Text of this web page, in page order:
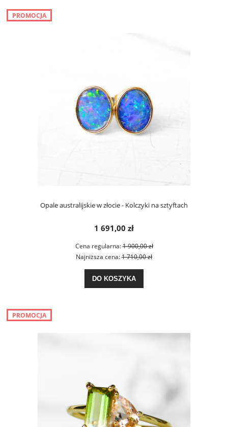
Opale australijskie w złocie - Kolczyki na sztyftach
1 691,00 zł
Cena regularna:1 900,00 zł
Najniższa cena:1 710,00 zł
DO KOSZYKA
PROMOCJA
PROMOCJA